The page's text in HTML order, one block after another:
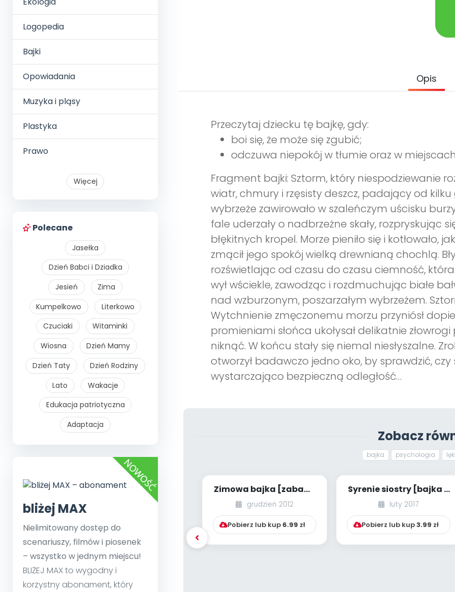
Logopedia
Bajki
Opowiadania
Muzyka i pląsy
Plastyka
Prawo
Więcej
Polecane
Jasełka
Dzień Babci i Dziadka
Jesień
Zima
Kumpelkowo
Literkowo
Czuciaki
Witaminki
Wiosna
Dzień Mamy
Dzień Taty
Dzień Rodziny
Lato
Wakacje
Edukacja patriotyczna
Adaptacja
bliżej MAX
Nielimitowany dostęp do
scenariuszy, filmów i piosenek
– wszystko w jednym miejscu!
BLIŻEJ MAX to wygodny i
korzystny abonament, który
Opis
Przeczytaj dziecku tę bajkę, gdy:
boi się, że może się zgubić;
odczuwa niepokój w tłumie oraz w
Fragment bajki: Sztorm, który niespodziewanie
wiatr, chmury i rzęsisty deszcz, padający od
wybrzeże zawirowało w szaleńczym uścisku
fale uderzały o nadbrzeżne skały, rozpryskując
błękitnych kropel. Morze pieniło się i kotłowało,
zmącił jego spokój wielką drewnianą chochlą.
rozświetlając od czasu do czasu ciemność,
wył wściekle, zawodząc i rozdmuchując białe
nad wzburzonym, poszarzałym wybrzeżem.
Wytchnienie zmęczonemu morzu przyniósł
promieniami słońca ukołysał delikatnie
niknąć. W końcu stały się niemal niesłyszalne.
otworzył badawczo jedno oko, by sprawdzić, czy
wystarczająco bezpieczną odległość…
Zobacz
bajka psychologia
Zimowa bajka [zabawy
relaksacyjne]
grudzień 2012
Pobierz lub kup 6.99 zł
Syrenie siostry [bajka o
tolerancji]
luty 2017
Pobierz lub kup3.99 zł